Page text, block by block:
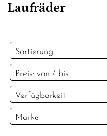
Laufräder
Sortierung
Preis: von / bis
Verfügbarkeit
Marke